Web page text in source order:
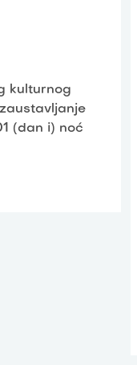
kulturnog
(dan i) noć